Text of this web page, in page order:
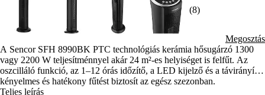
(8)
Megosztás
A Sencor SFH 8990BK PTC technológiás kerámia hősugárzó 1300
vagy 2200 W teljesítménnyel akár 24 m²-es helyiséget is felfűt. Az
oszcilláló funkció, az 1–12 órás időzítő, a LED kijelző és a távirányító
kényelmes és hatékony fűtést biztosít az egész szezonban.
Teljes leírás